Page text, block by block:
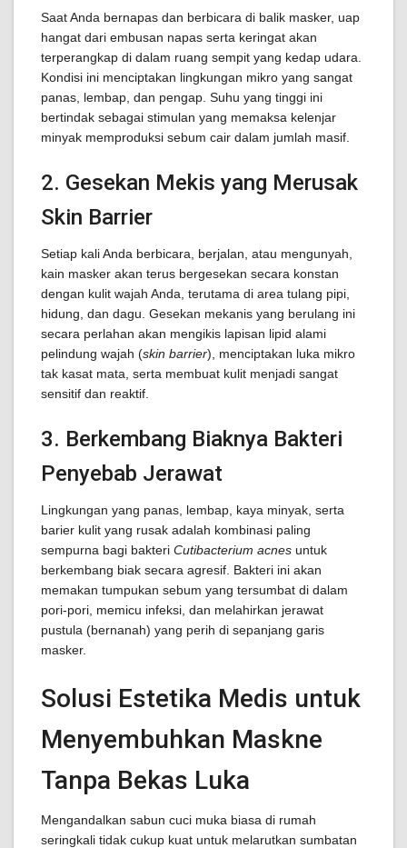
Saat Anda bernapas dan berbicara di balik masker, uap
hangat dari embusan napas serta keringat akan
terperangkap di dalam ruang sempit yang kedap udara.
Kondisi ini menciptakan lingkungan mikro yang sangat
panas, lembap, dan pengap. Suhu yang tinggi ini
bertindak sebagai stimulan yang memaksa kelenjar
minyak memproduksi sebum cair dalam jumlah masif.
2. Gesekan Mekis yang Merusak
Skin Barrier
Setiap kali Anda berbicara, berjalan, atau mengunyah,
kain masker akan terus bergesekan secara konstan
dengan kulit wajah Anda, terutama di area tulang pipi,
hidung, dan dagu. Gesekan mekanis yang berulang ini
secara perlahan akan mengikis lapisan lipid alami
pelindung wajah (skin barrier), menciptakan luka mikro
tak kasat mata, serta membuat kulit menjadi sangat
sensitif dan reaktif.
3. Berkembang Biaknya Bakteri
Penyebab Jerawat
Lingkungan yang panas, lembap, kaya minyak, serta
barier kulit yang rusak adalah kombinasi paling
sempurna bagi bakteri Cutibacterium acnes untuk
berkembang biak secara agresif. Bakteri ini akan
memakan tumpukan sebum yang tersumbat di dalam
pori-pori, memicu infeksi, dan melahirkan jerawat
pustula (bernanah) yang perih di sepanjang garis
masker.
Solusi Estetika Medis untuk
Menyembuhkan Maskne
Tanpa Bekas Luka
Mengandalkan sabun cuci muka biasa di rumah
seringkali tidak cukup kuat untuk melarutkan sumbatan